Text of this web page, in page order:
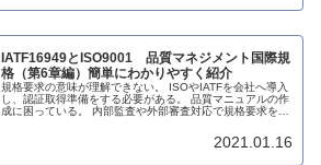
IATF16949とISO9001 品質マネジメント国際規
格（第6章編）簡単にわかりやすく紹介
規格要求の意味が理解できない。 ISOやIATFを会社へ導入
し、認証取得準備をする必要がある。 品質マニュアルの作
成に困っている。 内部監査や外部審査対応で規格要求を理
2021.01.16